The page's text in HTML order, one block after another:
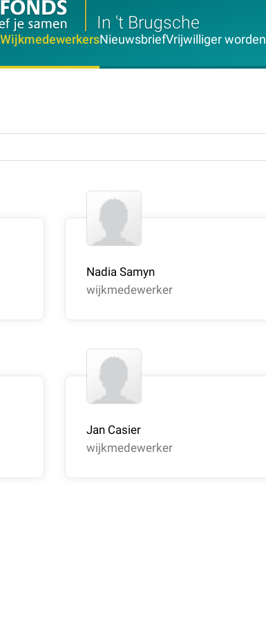
In 't Brugsche
WijkmedewerkersNieuwsbriefVrijwilliger worden
Nadia Samyn
wijkmedewerker
Jan Casier
wijkmedewerker